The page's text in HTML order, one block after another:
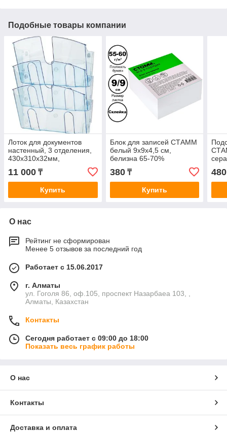
Подобные товары компании
Лоток для документов
настенный, 3 отделения,
430x310x32мм,
прозрачно-синий,
11 000 ₸
Купить
Блок для записей СТАММ
белый 9х9х4,5 см,
белизна 65-70%
380₸
Купить
480
О нас
Рейтинг не сформирован
Менее 5 отзывов за последний год
Работает с 15.06.2017
г. Алматы
ул. Гоголя 86, оф.105, проспект Назарбаеа 103, ,
Алматы, Казахстан
Контакты
Сегодня работает с 09:00 до 18:00
Показать весь график работы
О нас
Контакты
Доставка и оплата